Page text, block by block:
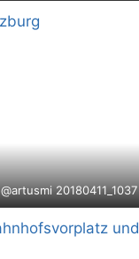
@artusmi 20180411_1037